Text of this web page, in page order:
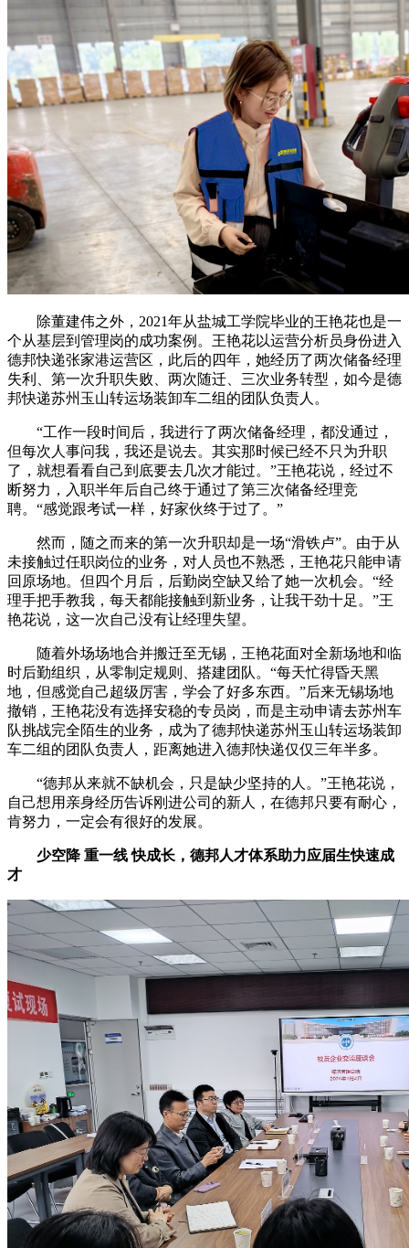
除董建伟之外，2021年从盐城工学院毕业的王艳花也是一
个从基层到管理岗的成功案例。王艳花以运营分析员身份进入
德邦快递张家港运营区，此后的四年，她经历了两次储备经理
失利、第一次升职失败、两次随迁、三次业务转型，如今是德
邦快递苏州玉山转运场装卸车二组的团队负责人。
“工作一段时间后，我进行了两次储备经理，都没通过，
但每次人事问我，我还是说去。其实那时候已经不只为升职
了，就想看看自己到底要去几次才能过。”王艳花说，经过不
断努力，入职半年后自己终于通过了第三次储备经理竞
聘。“感觉跟考试一样，好家伙终于过了。”
然而，随之而来的第一次升职却是一场“滑铁卢”。由于从
未接触过任职岗位的业务，对人员也不熟悉，王艳花只能申请
回原场地。但四个月后，后勤岗空缺又给了她一次机会。“经
理手把手教我，每天都能接触到新业务，让我干劲十足。”王
艳花说，这一次自己没有让经理失望。
随着外场场地合并搬迁至无锡，王艳花面对全新场地和临
时后勤组织，从零制定规则、搭建团队。“每天忙得昏天黑
地，但感觉自己超级厉害，学会了好多东西。”后来无锡场地
撤销，王艳花没有选择安稳的专员岗，而是主动申请去苏州车
队挑战完全陌生的业务，成为了德邦快递苏州玉山转运场装卸
车二组的团队负责人，距离她进入德邦快递仅仅三年半多。
“德邦从来就不缺机会，只是缺少坚持的人。”王艳花说，
自己想用亲身经历告诉刚进公司的新人，在德邦只要有耐心，
肯努力，一定会有很好的发展。
少空降 重一线 快成长，德邦人才体系助力应届生快速成
才